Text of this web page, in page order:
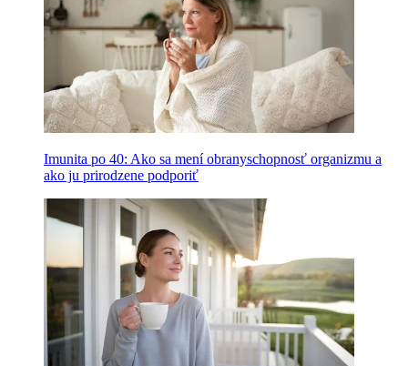
Imunita po 40: Ako sa mení obranyschopnosť organizmu a
ako ju prirodzene podporiť